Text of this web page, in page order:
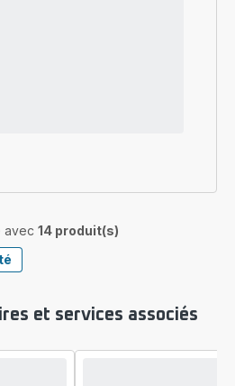
avec 14 produit(s)
et services associés